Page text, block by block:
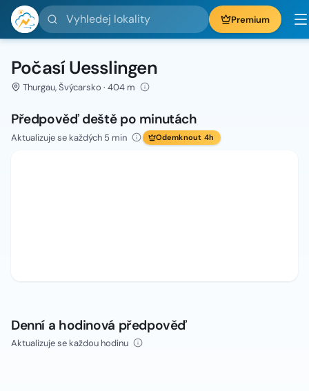
Vyhledej lokality Premium
Počasí Uesslingen
Thurgau, Švýcarsko · 404 m
Předpověď deště po minutách
Aktualizuje se každých 5 min Odemknout 4h
Denní a hodinová předpověď
Aktualizuje se každou hodinu